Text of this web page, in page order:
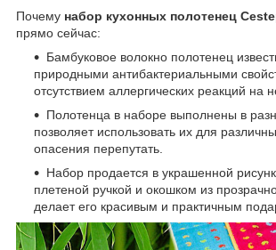
Почему набор кухонных полотенец
прямо сейчас:
Бамбуковое волокно полотенец
природными антибактериальными
отсутствием аллергических реакций на
Полотенца в наборе выполнены в
позволяет использовать их для
опасения перепутать.
Набор продается в украшенной
плетеной ручкой и окошком из
делает его красивым и практичным